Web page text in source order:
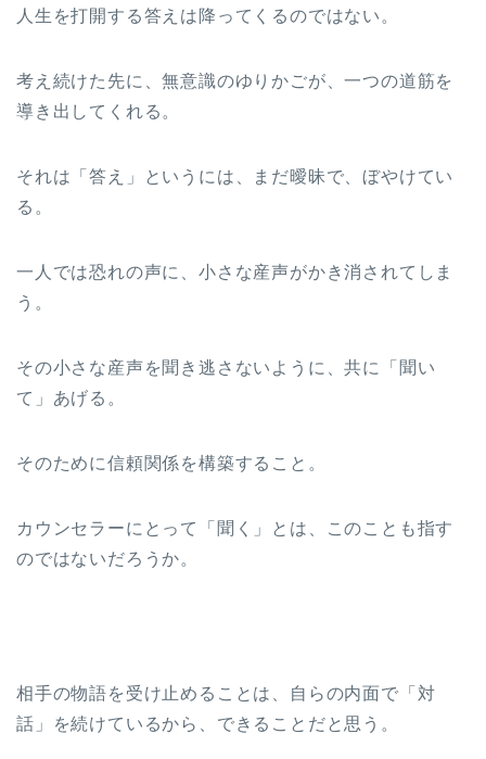
人生を打開する答えは降ってくるのではない。
考え続けた先に、無意識のゆりかごが、一つの道筋を
導き出してくれる。
それは「答え」というには、まだ曖昧で、ぼやけてい
る。
一人では恐れの声に、小さな産声がかき消されてしま
う。
その小さな産声を聞き逃さないように、共に「聞い
て」あげる。
そのために信頼関係を構築すること。
カウンセラーにとって「聞く」とは、このことも指す
のではないだろうか。
相手の物語を受け止めることは、自らの内面で「対
話」を続けているから、できることだと思う。